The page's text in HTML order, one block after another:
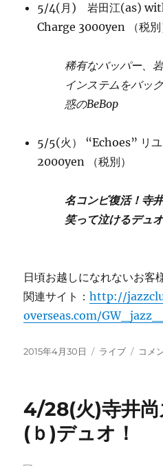
5/4(月) 岩田江(as)
Charge 3000yen （税別
稀有なバッパー、
インステムをバッ
惑のBeBop
5/5(火） “Echoes” リ
2000yen （税別）
名コンビ復活！寺
笑って泣けるデュオ
日頃お越しになれないお客
関連サイト：http://
overseas.com/
投
2015年4月30日
カ
ー
ライブ
い
(土)
コメ
4/28(火)寺井尚
(ｂ)デュオ！